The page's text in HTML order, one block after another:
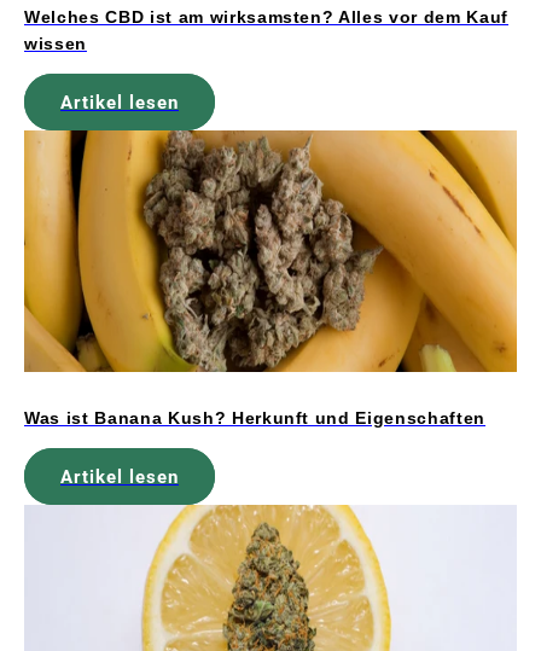
Welches CBD ist am wirksamsten? Alles vor dem Kauf
wissen
Artikel lesen
Was ist Banana Kush? Herkunft und Eigenschaften
Artikel lesen